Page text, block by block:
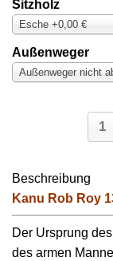
Sitzholz
Esche +0,00 €
Außenweger
Außenweger nicht
Beschreibung
Kanu Rob Roy
Der Ursprung
des armen